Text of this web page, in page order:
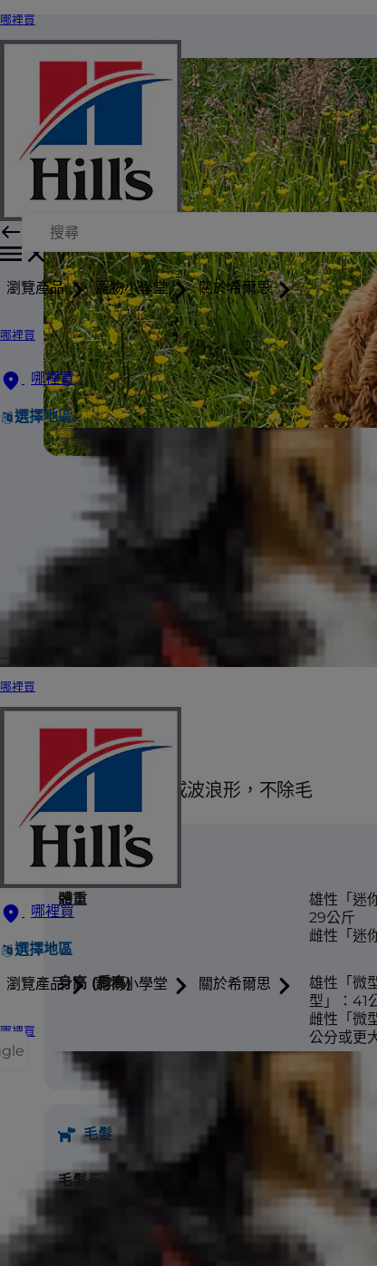
哪裡買
瀏覽產品 寵物小學堂 關於希爾思
哪裡買
哪裡買
選擇地區
哪裡買
哪裡買
選擇地區
瀏覽產品 寵物小學堂 關於希爾思
哪裡買
可卡頗犬
歷史
外貌特徵
皮毛無味，捲毛或波浪形，不除毛
體重
雄性「迷
29公斤
雌性「迷
身高 (肩高)
雄性「微
型」：41
雌性「微
公分或更
毛髮
毛髮長度 從短到長
直髮至捲